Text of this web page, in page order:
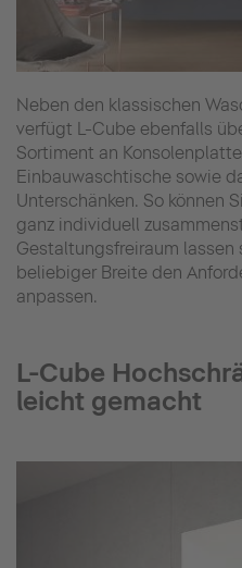
Neben den klassischen
verfügt L-Cube ebenfalls
Sortiment an
Einbauwaschtische sowie
Unterschänken. So können
ganz individuell
Gestaltungsfreiraum lassen
beliebiger Breite den
anpassen.
L-Cube
leicht gemacht